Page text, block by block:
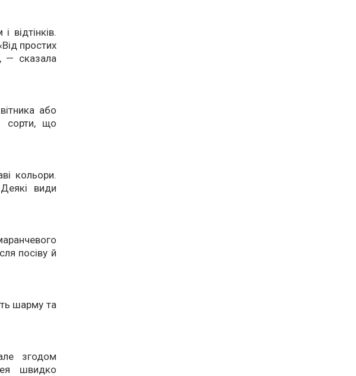
відтінків.
простих
— сказала
або
сорти, що
кольори.
види
посіву й
шарму та
згодом
швидко